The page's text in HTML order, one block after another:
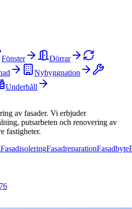
Fönster
Dörrar
Nybyggnation
Underhåll
av fasader. Vi erbjuder
putsarbeten och renovering av
fastigheter.
FasadisoleringFasadreparationFasadbyte